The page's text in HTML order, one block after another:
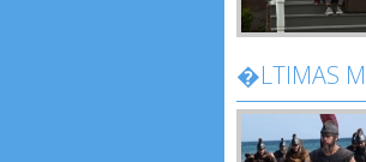
�LTIMAS